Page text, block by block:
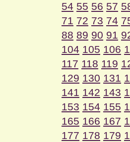
54 55 56 57
71 72 73 74
88 89 90 91
104 105 106
117 118 119
129 130 131
141 142 143
153 154 155
165 166 167
177 178 179